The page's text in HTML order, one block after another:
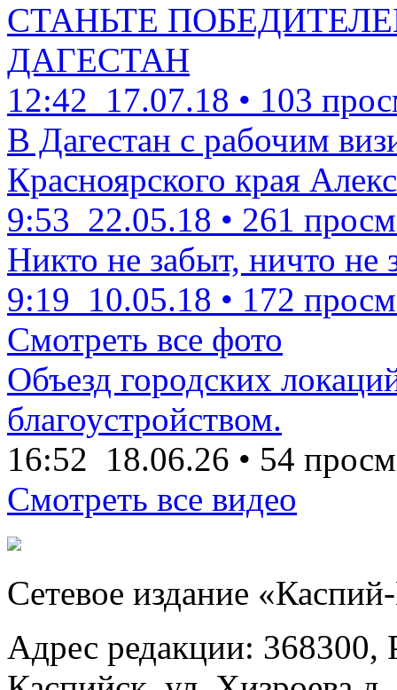
СТАНЬТЕ
ДАГЕСТАН
12:42 17.07.18 • 103
В Дагестан с рабочим
Красноярского края
9:53 22.05.18 • 261
Никто не забыт, ничто не
9:19 10.05.18 • 172
Смотреть все фото
Объезд городских
благоустройством.
16:52 18.06.26 • 54
Смотреть все видео
Сетевое издание
Адрес редакции: 368300,